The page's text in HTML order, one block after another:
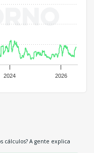
2024 2026
cálculos? A gente explica